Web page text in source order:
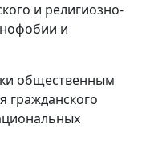
и религиозно-
и
общественным
гражданского